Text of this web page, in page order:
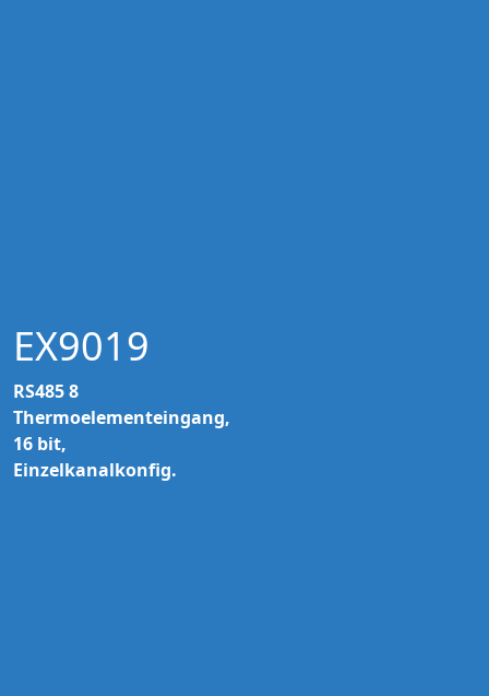
EX9019
RS485 8
Thermoelementeingang,
16 bit,
Einzelkanalkonfig.